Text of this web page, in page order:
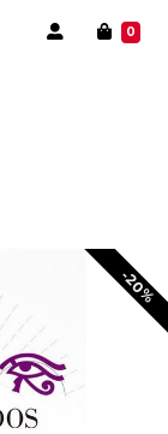
0
-20%